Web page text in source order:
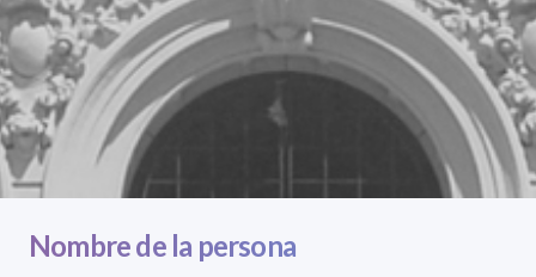
Nombre de la persona